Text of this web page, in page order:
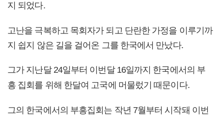
지 되었다.
고난을 극복하고 목회자가 되고 단란한 가정을 이루기까
지 쉽지 않은 길을 걸어온 그를 한국에서 만났다.
그가 지난달 24일부터 이번달 16일까지 한국에서의 부
흥 집회를 위해 한달여 고국에 머물렀기 때문이다.
그의 한국에서의 부흥집회는 작년 7월부터 시작돼 이번